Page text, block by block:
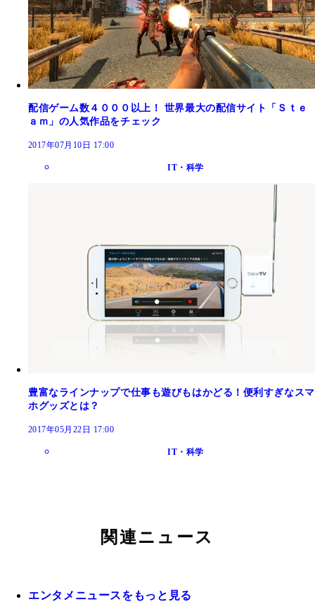
配信ゲーム数４０００以上！ 世界最大の配信サイト「Ｓｔｅ
ａｍ」の人気作品をチェック
2017年07月10日 17:00
IT・科学
豊富なラインナップで仕事も遊びもはかどる！便利すぎなスマ
ホグッズとは？
2017年05月22日 17:00
IT・科学
関連ニュース
エンタメニュースをもっと見る